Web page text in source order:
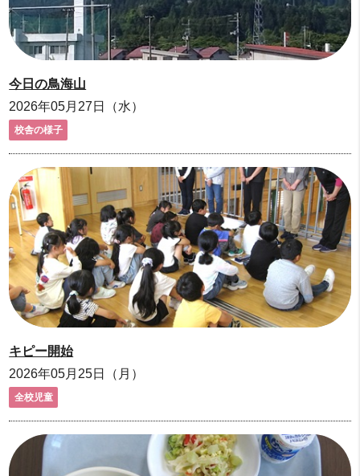
今日の鳥海山
2026年05月27日（水）
校舎の様子
キピー開始
2026年05月25日（月）
全校児童